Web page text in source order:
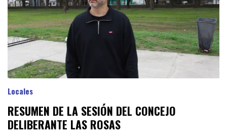
RESUMEN DE LA SESIÓN DEL CONCEJO
DELIBERANTE LAS ROSAS
Locales